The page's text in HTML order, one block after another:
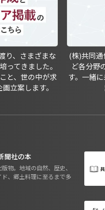
り、さまざまな
ってきました。
と、世の中が求
立案します。
(株)共同
ど各分野
す。一緒
聞社の本
物。地域の自然、歴史、
、郷土料理に至るまで多